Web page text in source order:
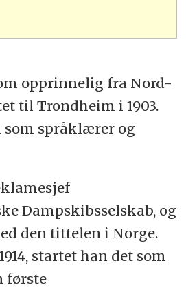
opprinnelig fra Nord-
til Trondheim i 1903.
som språklærer og
Dampskibsselskab, og
den tittelen i Norge.
startet han det som
første